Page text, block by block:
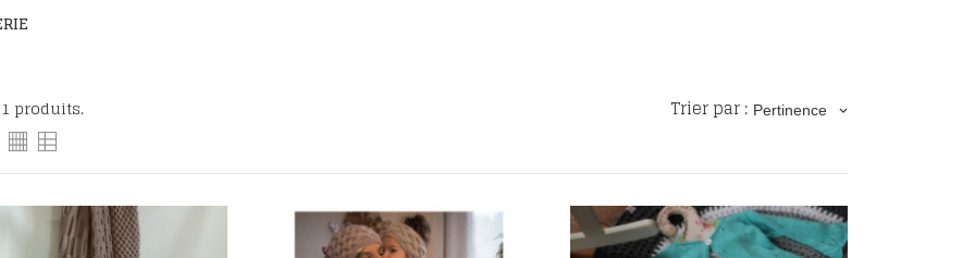
produits. Trier par : Pertinence keyboard_arrow_down